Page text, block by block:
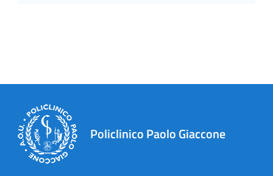
Policlinico Paolo Giaccone